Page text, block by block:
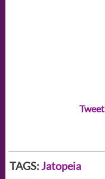
Tweet
TAGS:Jatopeia